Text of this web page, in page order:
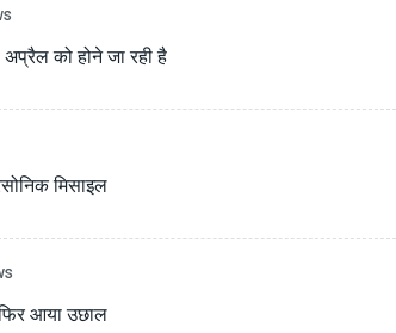
को होने जा रही है
मिसाइल
आया उछाल